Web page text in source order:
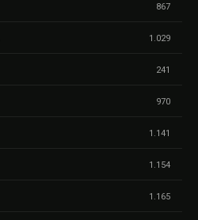
867
1.029
241
970
1.141
1.154
1.165